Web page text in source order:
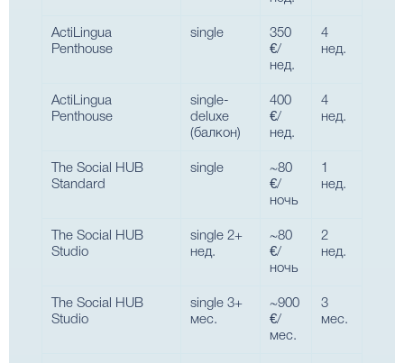
ActiLingua
Penthouse
single
350
€/
нед.
4
нед.
ActiLingua
Penthouse
single-
deluxe
(балкон)
400
€/
нед.
4
нед.
The Social HUB
Standard
single
~80
€/
ночь
1
нед.
The Social HUB
Studio
single 2+
нед.
~80
€/
ночь
2
нед.
The Social HUB
Studio
single 3+
мес.
~900
€/
мес.
3
мес.